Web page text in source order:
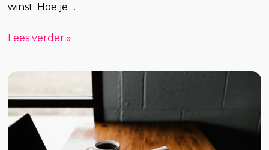
winst. Hoe je ...
Lees verder »